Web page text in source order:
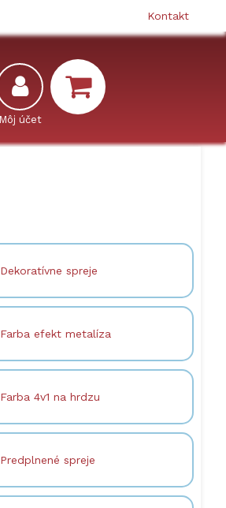
Kontakt
Dekoratívne spreje
Farba efekt metalíza
Farba 4v1 na hrdzu
Predplnené spreje